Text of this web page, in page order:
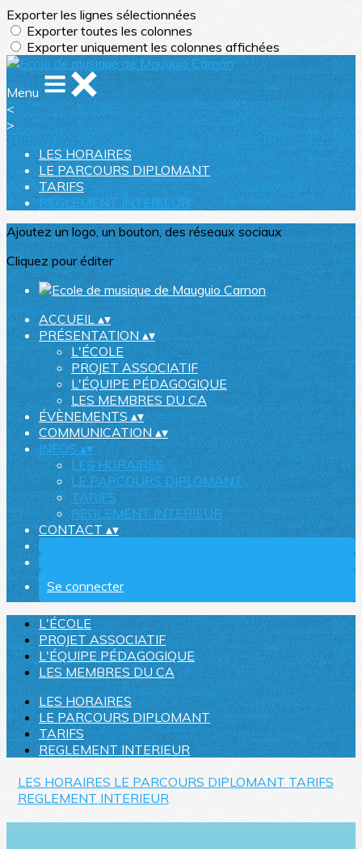
Exporter les lignes sélectionnées
Exporter toutes les colonnes
Exporter uniquement les colonnes affichées
Menu
<
>
LES HORAIRES
LE PARCOURS DIPLOMANT
TARIFS
REGLEMENT INTERIEUR
Ajoutez un logo, un bouton, des réseaux sociaux
Cliquez pour éditer
ACCUEIL▴▾
PRÉSENTATION▴▾
L'ÉCOLE
PROJET ASSOCIATIF
L'ÉQUIPE PÉDAGOGIQUE
LES MEMBRES DU CA
ÉVÈNEMENTS▴▾
COMMUNICATION▴▾
INFOS▴▾
LES HORAIRES
LE PARCOURS DIPLOMANT
TARIFS
REGLEMENT INTERIEUR
CONTACT▴▾
Se connecter
L'ÉCOLE
PROJET ASSOCIATIF
L'ÉQUIPE PÉDAGOGIQUE
LES MEMBRES DU CA
LES HORAIRES
LE PARCOURS DIPLOMANT
TARIFS
REGLEMENT INTERIEUR
LES HORAIRES LE PARCOURS DIPLOMANT TARIFS
REGLEMENT INTERIEUR